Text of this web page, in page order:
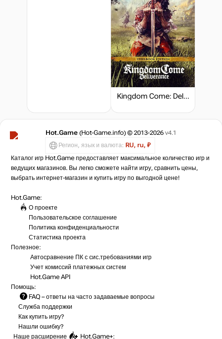
Kingdom Come: Deliverance - Steelbook Edition
Hot.Game (Hot-Game.info) © 2013-2026 v4.1
Регион, язык и валюта: RU, ru, ₽
Каталог игр Hot.Game предоставляет максимальное количество игр и
ведущих магазинов. Вы легко сможете найти игру, сравнить цены,
выбрать интернет-магазин и купить игру по выгодной цене!
Hot.Game:
О проекте
Пользовательское соглашение
Политика конфиденциальности
Статистика проекта
Полезное:
Автосравнение ПК с сис.требованиями игр
Учет комиссий платежных систем
Hot.Game API
Помощь:
FAQ – ответы на часто задаваемые вопросы
Служба поддержки
Как купить игру?
Нашли ошибку?
Наше расширение
Hot.Game+: